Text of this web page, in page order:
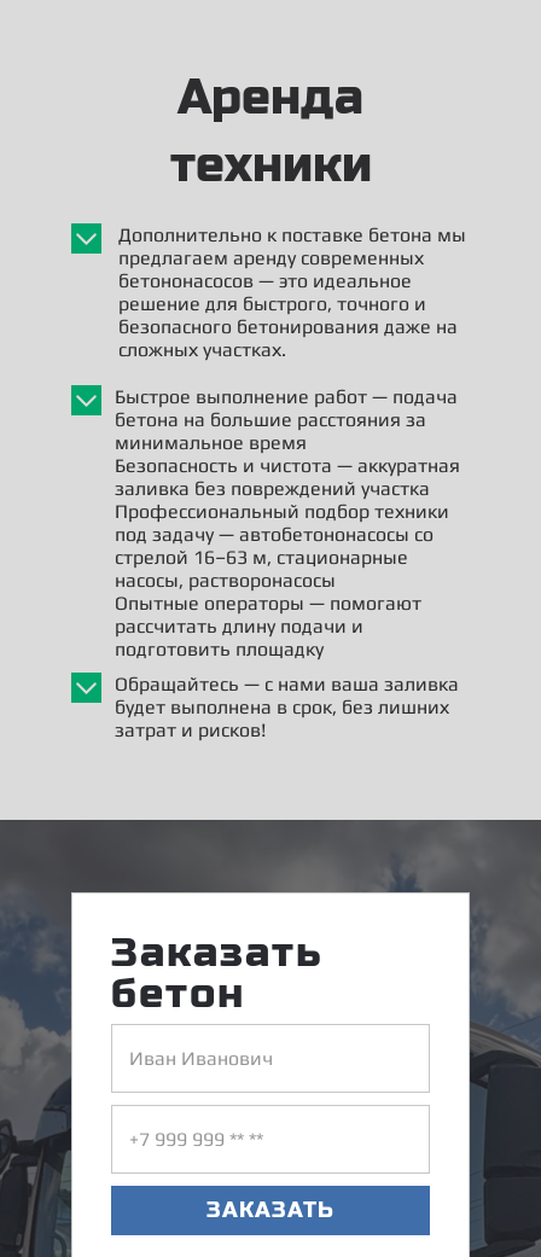
Аренда
техники
Дополнительно к поставке бетона мы
предлагаем аренду современных
бетононасосов — это идеальное
решение для быстрого, точного и
безопасного бетонирования даже на
сложных участках.
Быстрое выполнение работ — подача
бетона на большие расстояния за
минимальное время
Безопасность и чистота — аккуратная
заливка без повреждений участка
Профессиональный подбор техники
под задачу — автобетононасосы со
стрелой 16–63 м, стационарные
насосы, растворонасосы
Опытные операторы — помогают
рассчитать длину подачи и
подготовить площадку
Обращайтесь — с нами ваша заливка
будет выполнена в срок, без лишних
затрат и рисков!
Заказать
бетон
ЗАКАЗАТЬ